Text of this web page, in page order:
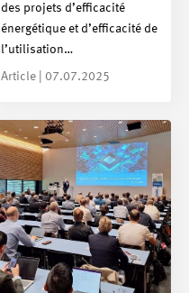
des projets d’efficacité
énergétique et d’efficacité de
l’utilisation…
Article | 07.07.2025